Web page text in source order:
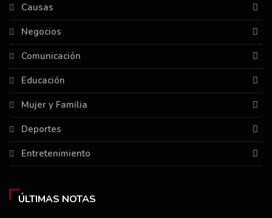
Causas
Negocios
Comunicación
Educación
Mujer y Familia
Deportes
Entretenimiento
ÚLTIMAS NOTAS